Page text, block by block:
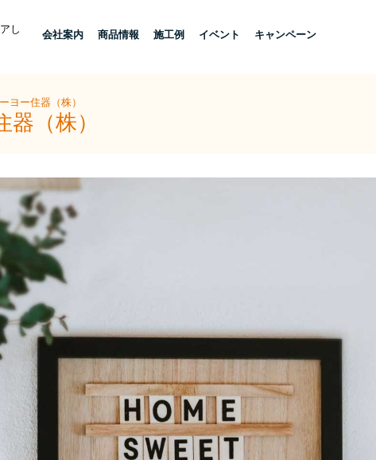
し
会社案内 商品情報 施工例 イベント キャンペーン
ヨー住器（株）
（株）